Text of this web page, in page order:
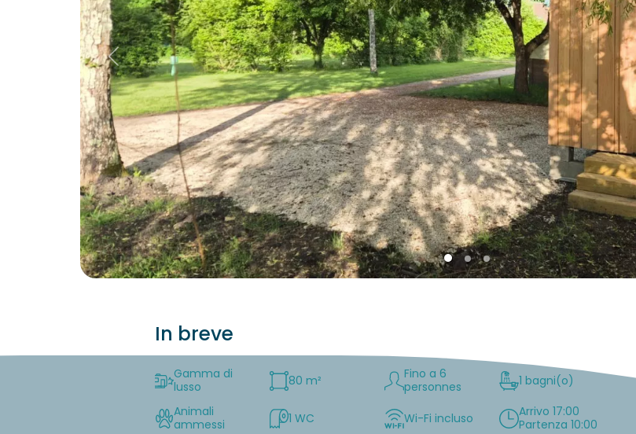
In breve
Gamma di
lusso
80 m²
Fino a 6
personnes
1 bagni(o)
Animali
ammessi
1 WC Wi-Fi incluso
Arrivo 17:00
Partenza 10:00